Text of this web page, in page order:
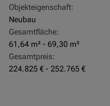
Objekteigenschaft:
Neubau
Gesamtfläche:
61,64 m² - 69,30 m²
Gesamtpreis:
224.825 € - 252.765 €